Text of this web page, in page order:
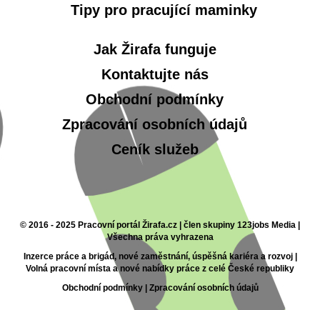
Tipy pro pracující maminky
Jak Žirafa funguje
Kontaktujte nás
Obchodní podmínky
Zpracování osobních údajů
Ceník služeb
© 2016 - 2025 Pracovní portál Žirafa.cz | člen skupiny 123jobs Media |
Všechna práva vyhrazena
Inzerce práce a brigád, nové zaměstnání, úspěšná kariéra a rozvoj |
Volná pracovní místa a nové nabídky práce z celé České republiky
Obchodní podmínky| Zpracování osobních údajů